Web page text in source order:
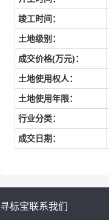
竣工时间 ：
土地级别 ：
成交价格(万元)：
土地使用权人：
土地使用年限：
行业分类：
成交日期：
寻标宝联系我们